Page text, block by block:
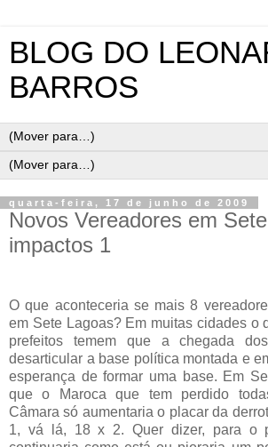
BLOG DO
BARROS
quarta-feira, 17 de junho de 2009
Novos Vereadores em
impactos 1
O que aconteceria se mais 8
em Sete Lagoas? Em muitas cidades o
prefeitos temem que a chegada
desarticular a base política montada e
esperança de formar uma base. Em
que o Maroca que tem perdido
Câmara só aumentaria o placar da
1, vá lá, 18 x 2. Quer dizer, para o